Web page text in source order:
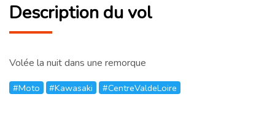
Description du vol
Volée la nuit dans une remorque
#Moto #Kawasaki #CentreValdeLoire